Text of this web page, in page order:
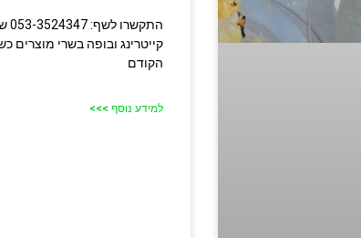
קייטרינג ובופה בשרי
הקודם
למידע נוסף >>>